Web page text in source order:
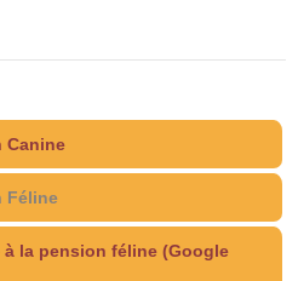
Canine
Féline
la pension féline (Google